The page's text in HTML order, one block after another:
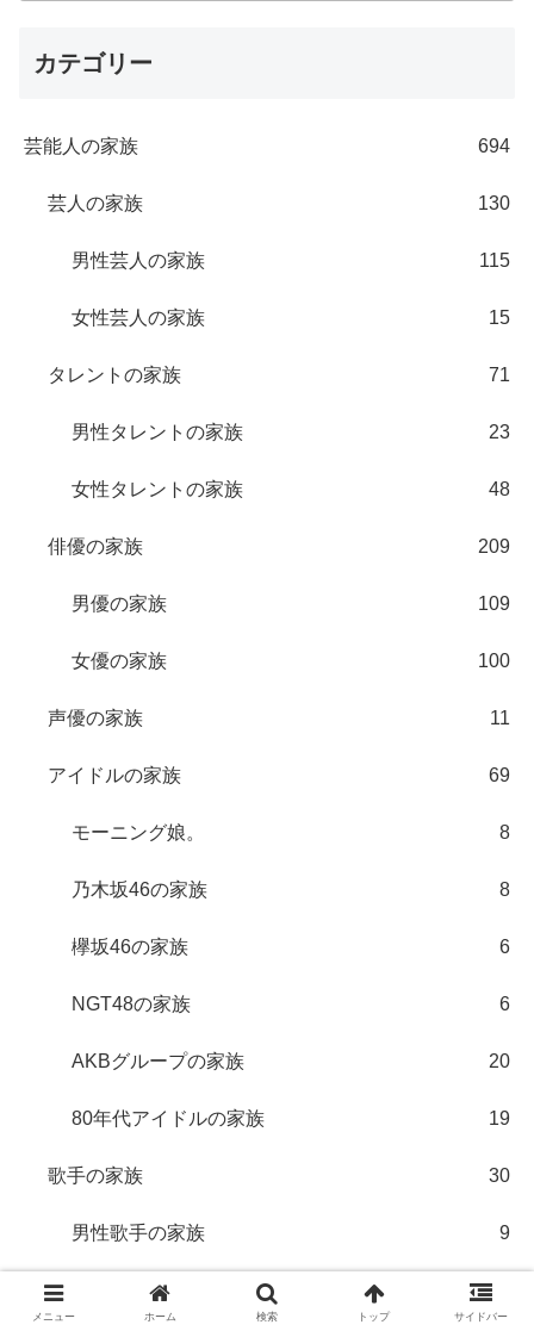
カテゴリー
芸能人の家族 694
芸人の家族 130
男性芸人の家族 115
女性芸人の家族 15
タレントの家族 71
男性タレントの家族 23
女性タレントの家族 48
俳優の家族 209
男優の家族 109
女優の家族 100
声優の家族 11
アイドルの家族 69
モーニング娘。 8
乃木坂46の家族 8
欅坂46の家族 6
NGT48の家族 6
AKBグループの家族 20
80年代アイドルの家族 19
歌手の家族 30
男性歌手の家族 9
女性歌手の家族 21
メニュー ホーム 検索 トップ サイドバー